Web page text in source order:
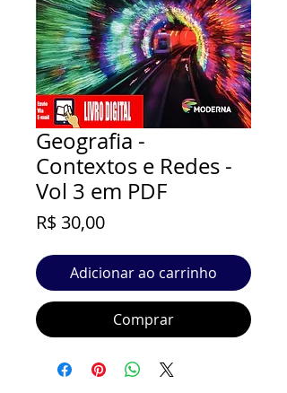
Geografia -
Contextos e Redes -
Vol 3 em PDF
R$ 30,00Preço
Adicionar ao carrinho
Comprar